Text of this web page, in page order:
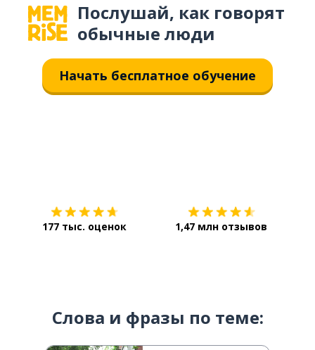
Послушай, как говорят
обычные люди
Начать бесплатное обучение
177 тыс. оценок 1,47 млн отзывов
Слова и фразы по теме: